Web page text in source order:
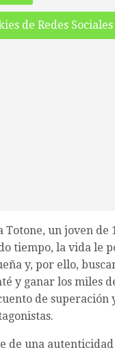
de Redes Sociales
Totone, un joven de
tiempo, la vida le
y, por ello,
y ganar los miles
de
de una